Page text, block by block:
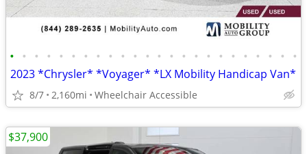
• • • • • • • • • • • • • • • • • • • • • • • •
2023 *Chrysler* *Voyager* *LX Mobility Handicap Van*
8/7 2,160mi Wheelchair Accessible
$37,900